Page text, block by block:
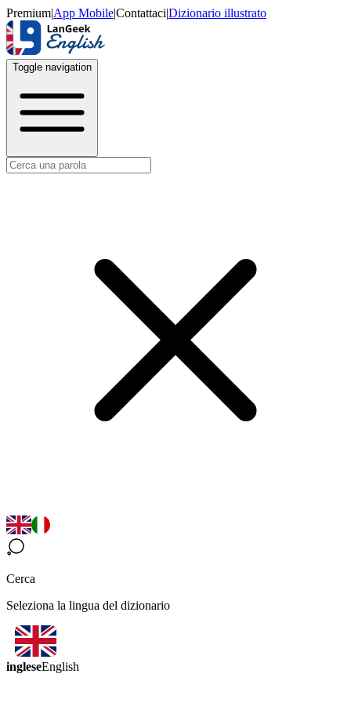
Premium|App Mobile|Contattaci|Dizionario illustrato
Toggle navigation
Cerca
Seleziona la lingua del dizionario
ingleseEnglish